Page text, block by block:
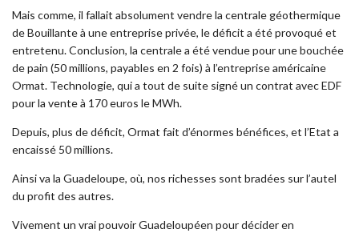
Mais comme, il fallait absolument vendre la centrale géothermique
de Bouillante à une entreprise privée, le déficit a été provoqué et
entretenu. Conclusion, la centrale a été vendue pour une bouchée
de pain (50 millions, payables en 2 fois) à l’entreprise américaine
Ormat. Technologie, qui a tout de suite signé un contrat avec EDF
pour la vente à 170 euros le MWh.
Depuis, plus de déficit, Ormat fait d’énormes bénéfices, et l’Etat a
encaissé 50 millions.
Ainsi va la Guadeloupe, où, nos richesses sont bradées sur l’autel
du profit des autres.
Vivement un vrai pouvoir Guadeloupéen pour décider en